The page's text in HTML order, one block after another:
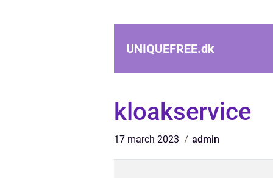
UNIQUEFREE.dk
kloakservice
17 march 2023 admin